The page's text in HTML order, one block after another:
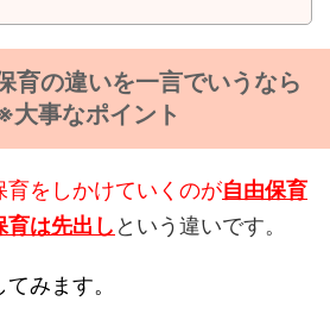
育の違いを一言でいうなら
大事なポイント
育をしかけていくのが自由保育
育は先出し という違いです。
みます。